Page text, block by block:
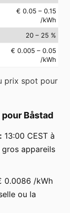
€ 0.05 – 0.15
/kWh
20 – 25 %
€ 0.005 – 0.05
/kWh
prix spot pour
Båstad
13:00 CEST à
appareils
0.0086 /kWh
ou la